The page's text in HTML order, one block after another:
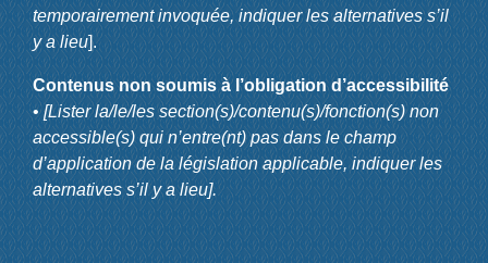
temporairement invoquée, indiquer les alternatives s’il
y a lieu].
Contenus non soumis à l’obligation d’accessibilité
•[Lister la/le/les section(s)/contenu(s)/fonction(s) non
accessible(s) qui n’entre(nt) pas dans le champ
d’application de la législation applicable, indiquer les
alternatives s’il y a lieu].